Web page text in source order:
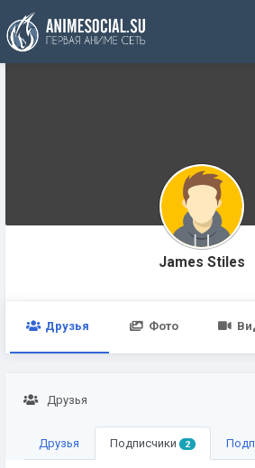
Funding
James Stiles
Друзья Фото
Друзья
Друзья Подписчики 2